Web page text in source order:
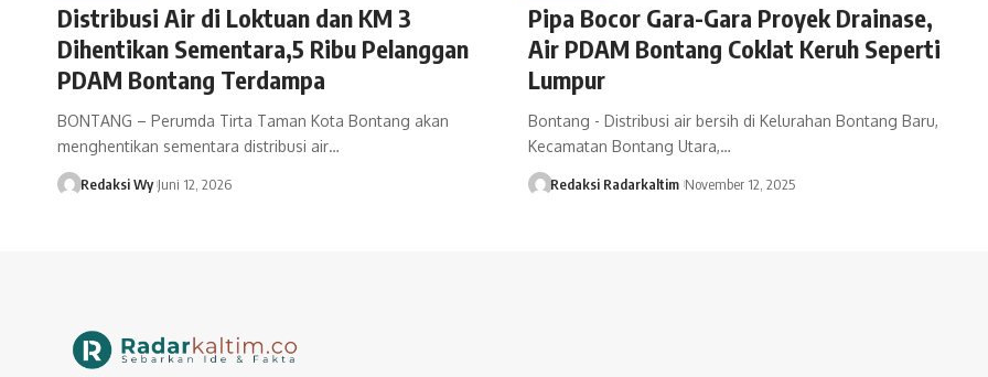
Distribusi Air di Loktuan dan KM 3
Dihentikan Sementara,5 Ribu Pelanggan
PDAM Bontang Terdampa
BONTANG – Perumda Tirta Taman Kota Bontang akan
menghentikan sementara distribusi air…
Redaksi Wy Juni 12, 2026
Pipa Bocor Gara-Gara Proyek Drainase,
Air PDAM Bontang Coklat Keruh Seperti
Lumpur
Bontang - Distribusi air bersih di Kelurahan Bontang Baru,
Kecamatan Bontang Utara,…
Redaksi Radarkaltim November 12, 2025